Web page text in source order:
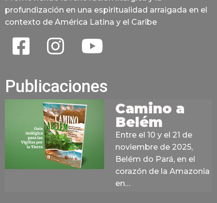
profundización en una espiritualidad arraigada en el
contexto de América Latina y el Caribe
Publicaciones
Camino a
Belém
Entre el 10 y el 21 de
noviembre de 2025,
Belém do Pará, en el
corazón de la Amazonia
en…